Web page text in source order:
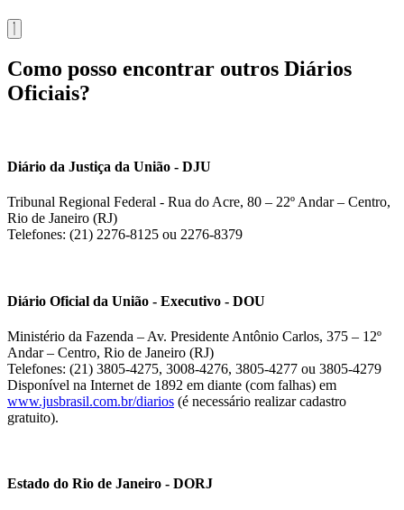
Como posso encontrar outros Diários
Oficiais?
Diário da Justiça da União - DJU
Tribunal Regional Federal - Rua do Acre, 80 – 22º Andar – Centro,
Rio de Janeiro (RJ)
Telefones: (21) 2276-8125 ou 2276-8379
Diário Oficial da União - Executivo - DOU
Ministério da Fazenda – Av. Presidente Antônio Carlos, 375 – 12º
Andar – Centro, Rio de Janeiro (RJ)
Telefones: (21) 3805-4275, 3008-4276, 3805-4277 ou 3805-4279
Disponível na Internet de 1892 em diante (com falhas) em
www.jusbrasil.com.br/diarios (é necessário realizar cadastro
gratuito).
Estado do Rio de Janeiro - DORJ